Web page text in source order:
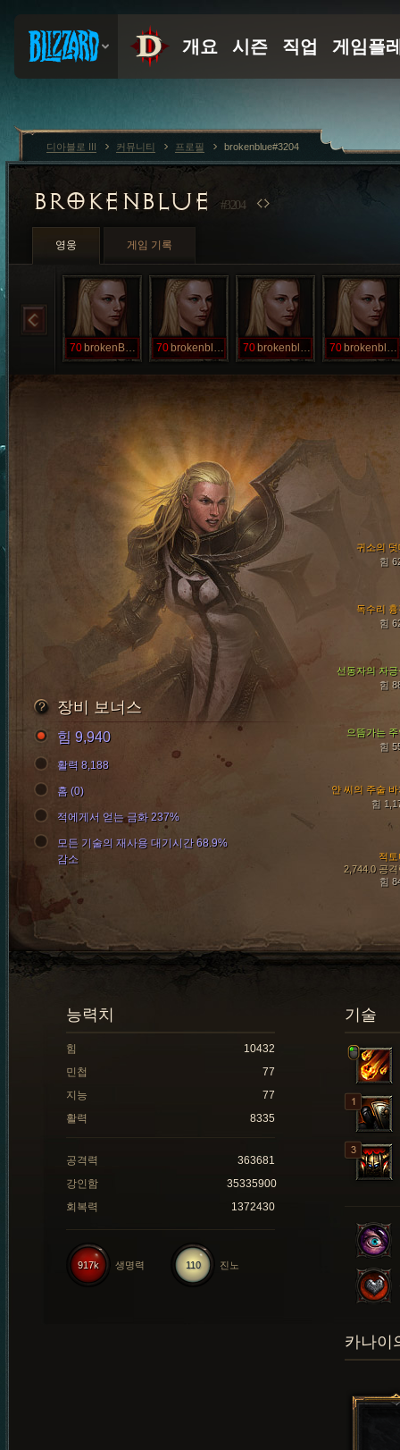
BROKENBLUE #3204
영웅 게임 기록
70 brokenBlue 70 brokenblue 70 brokenblue 70 brokenblue
독수리 흉
힘
선동자의 자긍
힘
귀소의 덧
힘
얀 씨의 주술 바
힘
적토
2,744.0 공격
힘
으뜸가는 주
힘
장비 보너스
힘 9,940
활력 8,188
홈 (0)
적에게서 얻는 금화 237%
모든 기술의 재사용 대기시간 68.9%
감소
기술
능력치
힘
10432
민첩
77
지능
77
활력
8335
공격력
363681
강인함
35335900
회복력
1372430
110 진노
917k 생명력
카나이
디아블로 III 커뮤니티 프로필 brokenblue#3204